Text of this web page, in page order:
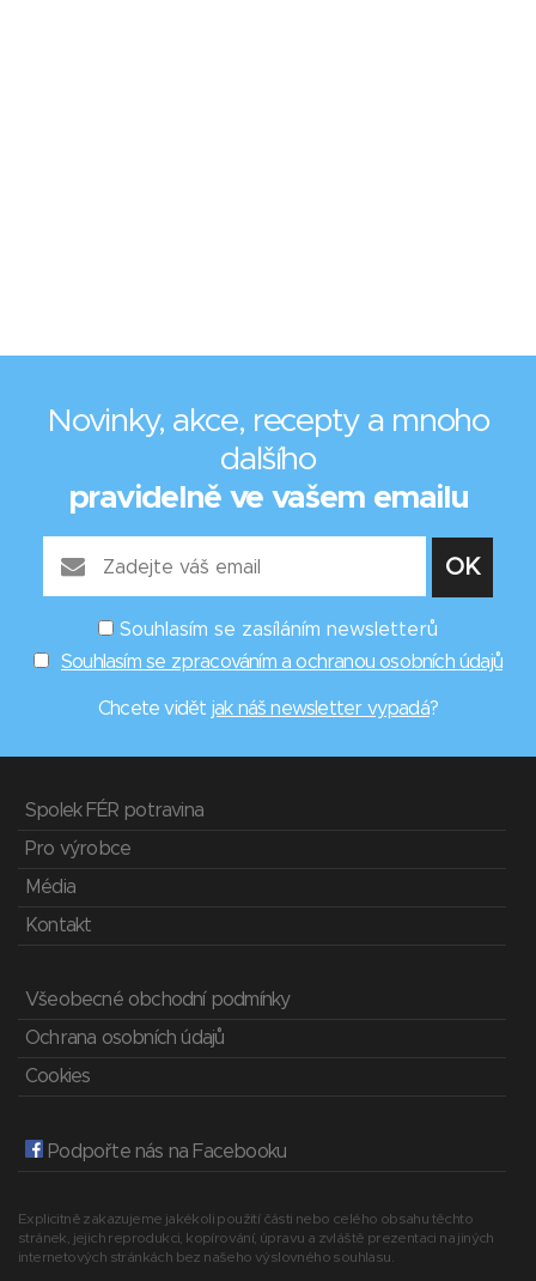
Novinky, akce, recepty a mnoho
dalšího
pravidelně ve vašem emailu
Souhlasím se zasíláním newsletterů
Souhlasím se zpracováním a ochranou osobních údajů
Chcete vidět jak náš newsletter vypadá?
Spolek FÉR potravina
Pro výrobce
Média
Kontakt
Všeobecné obchodní podmínky
Ochrana osobních údajů
Cookies
Podpořte nás na Facebooku
Explicitně zakazujeme jakékoli použití části nebo celého obsahu těchto
stránek, jejich reprodukci, kopírování, úpravu a zvláště prezentaci na jiných
internetových stránkách bez našeho výslovného souhlasu.